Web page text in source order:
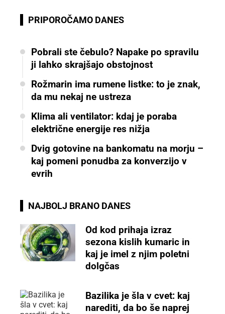
PRIPOROČAMO DANES
Pobrali ste čebulo? Napake po spravilu
ji lahko skrajšajo obstojnost
Rožmarin ima rumene listke: to je znak,
da mu nekaj ne ustreza
Klima ali ventilator: kdaj je poraba
električne energije res nižja
Dvig gotovine na bankomatu na morju –
kaj pomeni ponudba za konverzijo v
evrih
NAJBOLJ BRANO DANES
Od kod prihaja izraz
sezona kislih kumaric in
kaj je imel z njim poletni
dolgčas
Bazilika je šla v cvet: kaj
narediti, da bo še naprej